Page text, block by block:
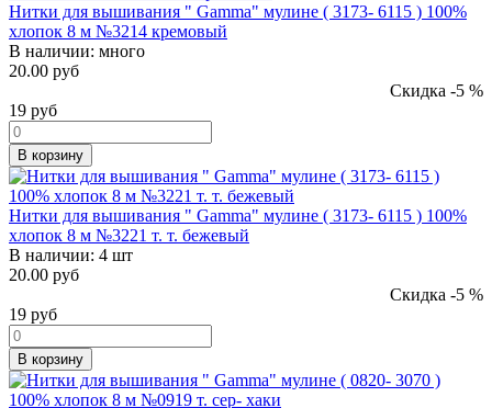
Нитки для вышивания " Gamma" мулине ( 3173- 6115 ) 100%
хлопок 8 м №3214 кремовый
В наличии: много
20.00 руб
Скидка -5 %
19 руб
В корзину
Нитки для вышивания " Gamma" мулине ( 3173- 6115 ) 100%
хлопок 8 м №3221 т. т. бежевый
В наличии: 4 шт
20.00 руб
Скидка -5 %
19 руб
В корзину